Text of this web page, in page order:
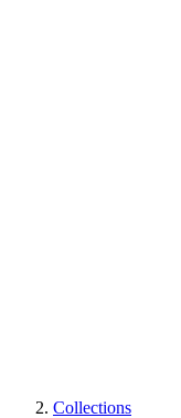
Collections